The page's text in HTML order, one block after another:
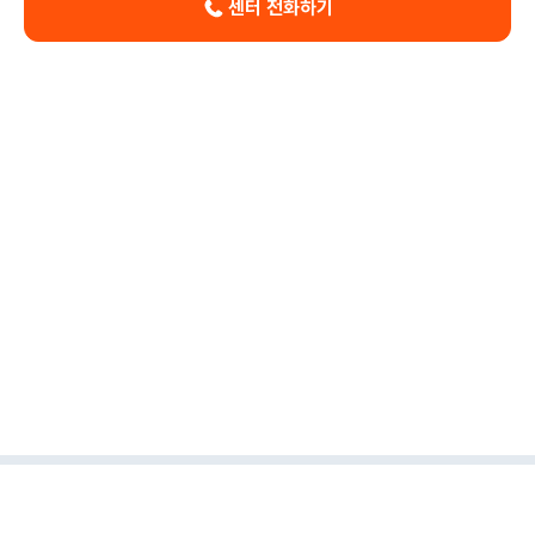
센터 전화하기